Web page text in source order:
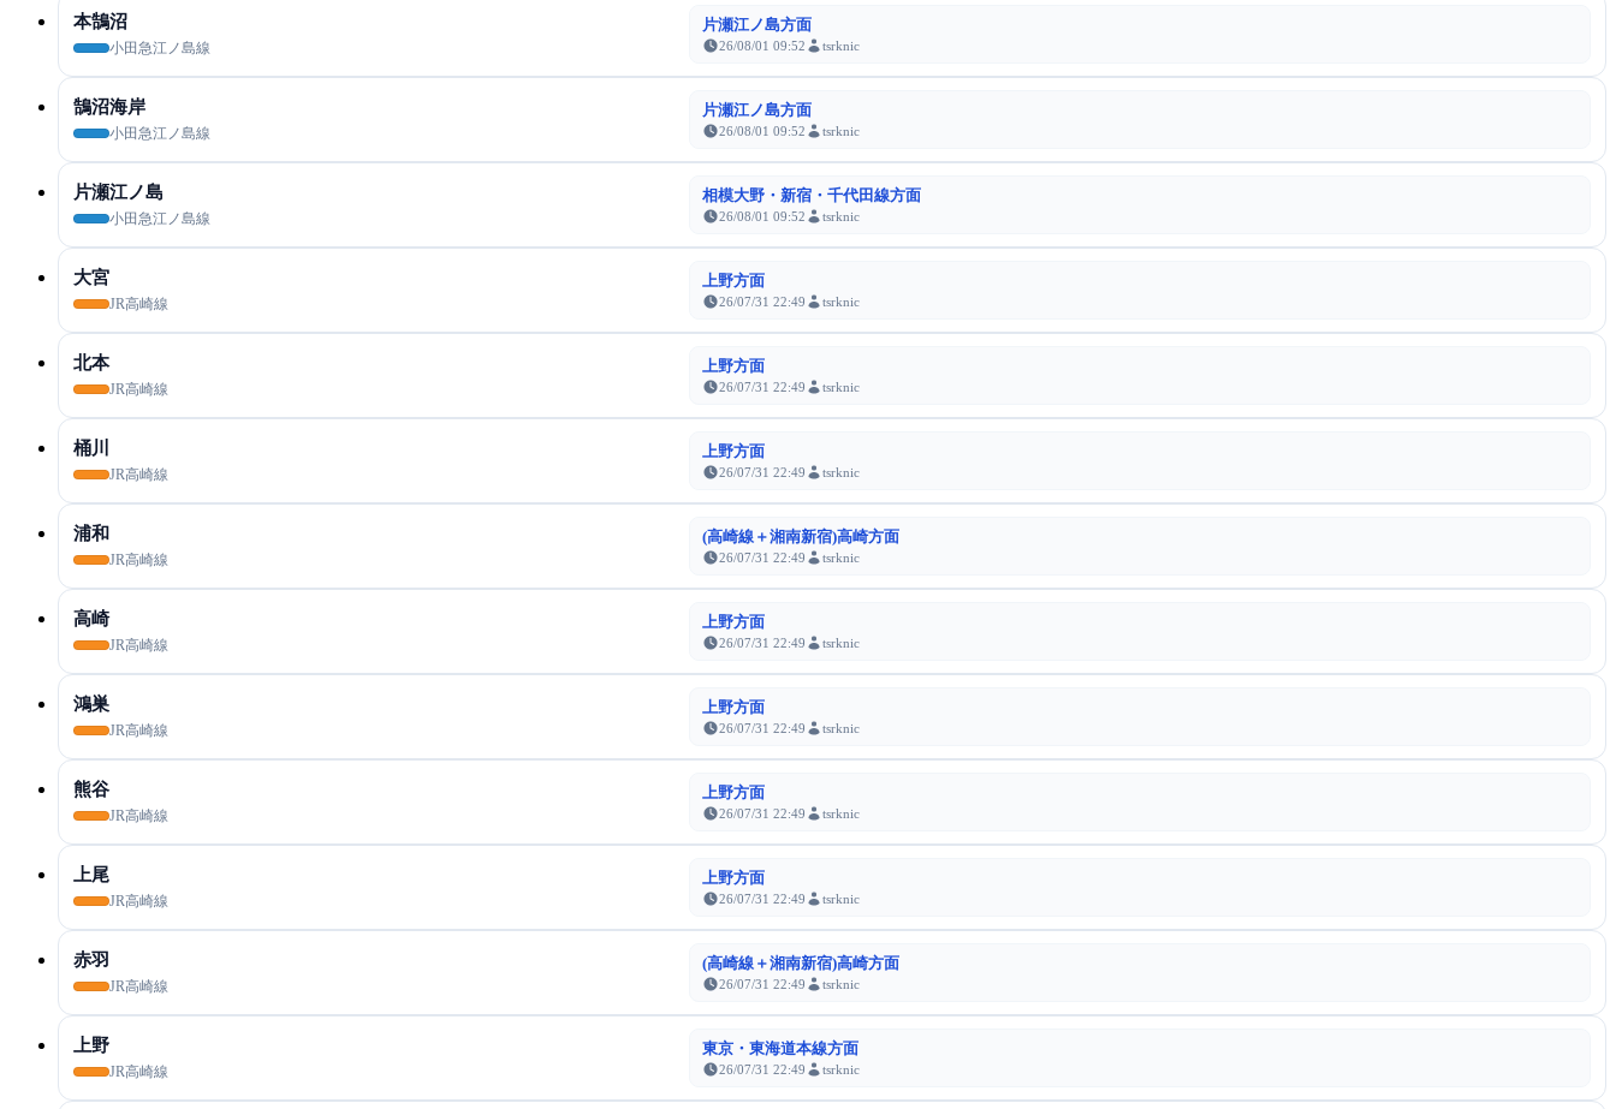
本鵠沼
小田急江ノ島線
片瀬江ノ島方面
26/08/01 09:52 tsrknic
鵠沼海岸
小田急江ノ島線
片瀬江ノ島方面
26/08/01 09:52 tsrknic
片瀬江ノ島
小田急江ノ島線
相模大野・新宿・千代田線方面
26/08/01 09:52 tsrknic
大宮
JR高崎線
上野方面
26/07/31 22:49 tsrknic
北本
JR高崎線
上野方面
26/07/31 22:49 tsrknic
桶川
JR高崎線
上野方面
26/07/31 22:49 tsrknic
浦和
JR高崎線
(高崎線＋湘南新宿)高崎方面
26/07/31 22:49 tsrknic
高崎
JR高崎線
上野方面
26/07/31 22:49 tsrknic
鴻巣
JR高崎線
上野方面
26/07/31 22:49 tsrknic
熊谷
JR高崎線
上野方面
26/07/31 22:49 tsrknic
上尾
JR高崎線
上野方面
26/07/31 22:49 tsrknic
赤羽
JR高崎線
(高崎線＋湘南新宿)高崎方面
26/07/31 22:49 tsrknic
上野
JR高崎線
東京・東海道本線方面
26/07/31 22:49 tsrknic